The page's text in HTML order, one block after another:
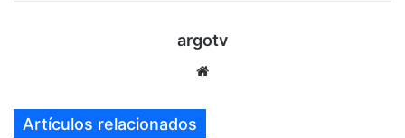
argotv
Artículos relacionados